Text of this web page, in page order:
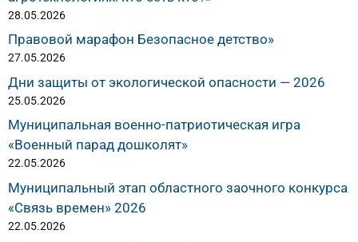
28.05.2026
Правовой марафон Безопасное детство»
27.05.2026
Дни защиты от экологической опасности — 2026
25.05.2026
Муниципальная военно-патриотическая игра
«Военный парад дошколят»
22.05.2026
Муниципальный этап областного заочного конкурса
«Связь времен» 2026
22.05.2026